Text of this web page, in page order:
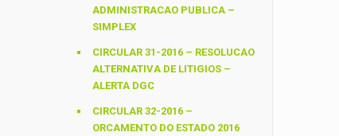
ADMINISTRACAO PUBLICA –
SIMPLEX
CIRCULAR 31-2016 – RESOLUCAO
ALTERNATIVA DE LITIGIOS –
ALERTA DGC
CIRCULAR 32-2016 –
ORCAMENTO DO ESTADO 2016